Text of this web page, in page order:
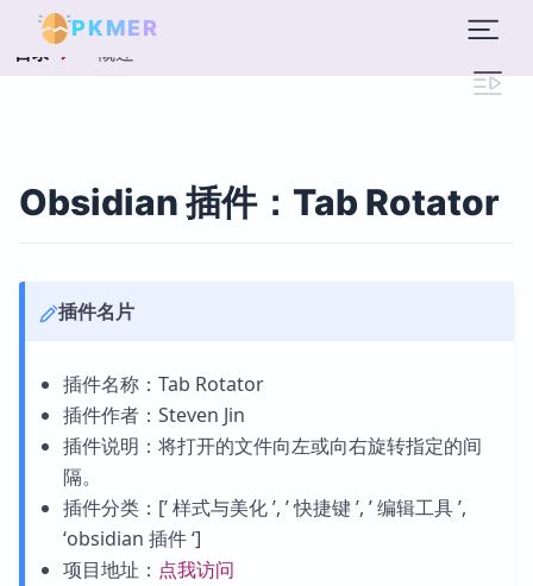
PKMER
目录 概述
Obsidian 插件：Tab Rotator
插件名片
插件名称：Tab Rotator
插件作者：Steven Jin
插件说明：将打开的文件向左或向右旋转指定的间
隔。
插件分类：[’ 样式与美化 ’, ’ 快捷键 ’, ’ 编辑工具 ’,
‘obsidian 插件 ‘]
项目地址： 点我访问